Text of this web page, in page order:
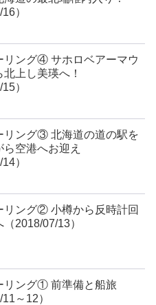
）
リング④ サホロベアーマウ
上し美瑛へ！
）
リング③ 北海道の道の駅を
ら空港へお迎え
）
リング② 小樽から反時計回
（2018/07/13）
リング① 前準備と船旅
11～12）